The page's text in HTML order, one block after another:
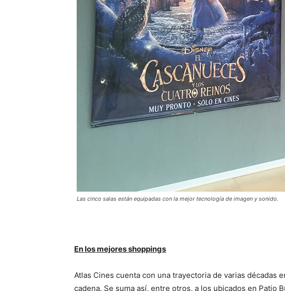
Las cinco salas están equipadas con la mejor tecnología de imagen y sonido.
En los mejores shoppings
Atlas Cines cuenta con una trayectoria de varias
cadena. Se suma así, entre otros, a los ubicados en Patio